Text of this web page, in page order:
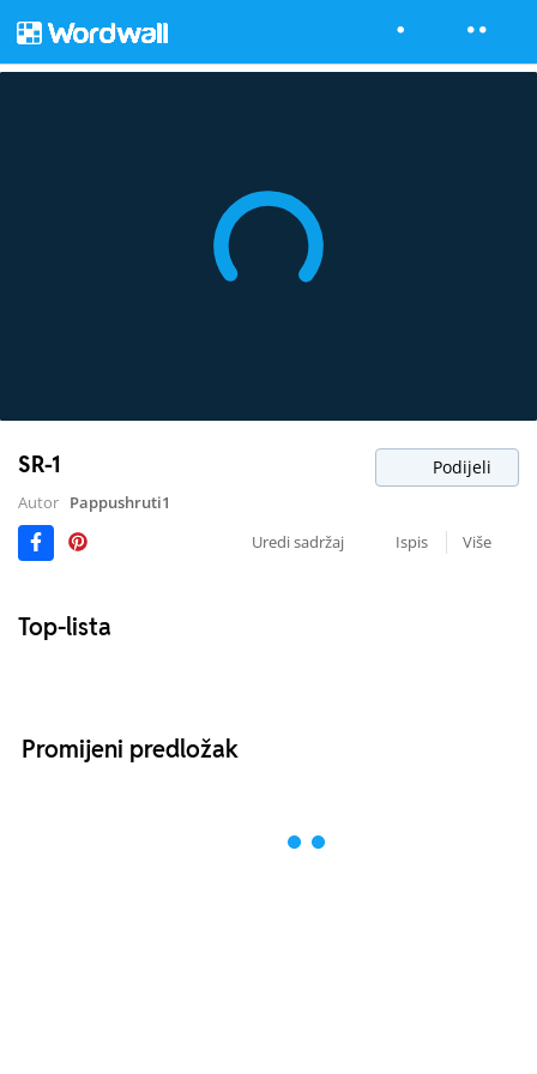
SR-1 Podijeli
Autor Pappushruti1
Uredi sadržaj
Ispis Više
Top-lista
Promijeni predložak